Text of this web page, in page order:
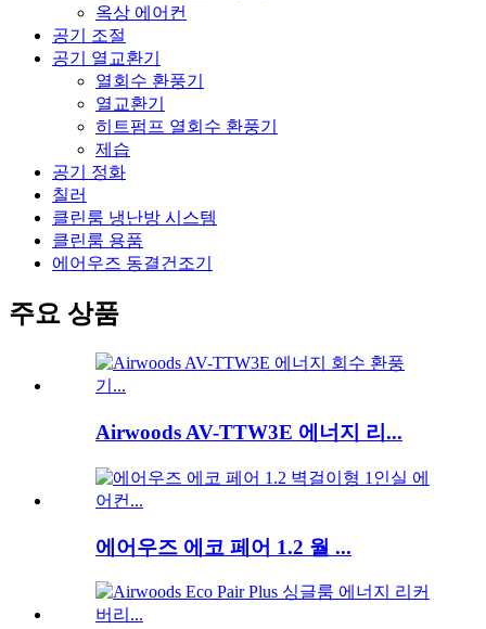
옥상 에어컨
공기 조절
공기 열교환기
열회수 환풍기
열교환기
히트펌프 열회수 환풍기
제습
공기 정화
칠러
클린룸 냉난방 시스템
클린룸 용품
에어우즈 동결건조기
주요 상품
Airwoods AV-TTW3E 에너지 리...
에어우즈 에코 페어 1.2 월 ...